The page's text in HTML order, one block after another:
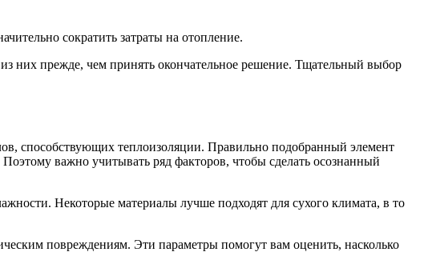
сократить затраты на отопление.
них прежде, чем принять окончательное решение. Тщательный выбор
способствующих теплоизоляции. Правильно подобранный элемент
важно учитывать ряд факторов, чтобы сделать осознанный
Некоторые материалы лучше подходят для сухого климата, в то
повреждениям. Эти параметры помогут вам оценить, насколько